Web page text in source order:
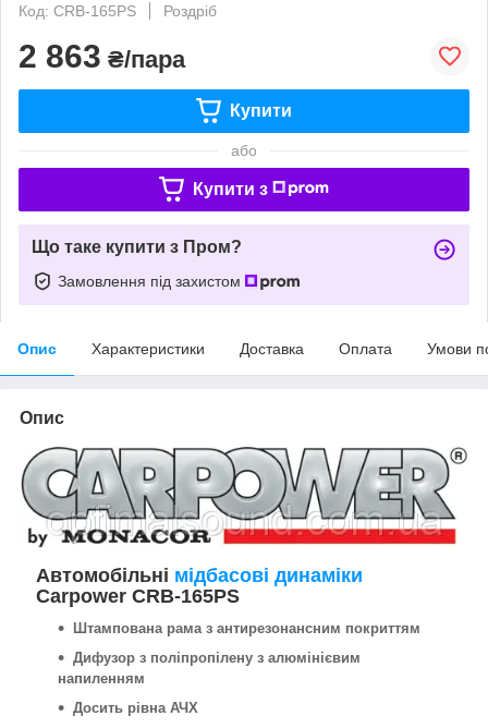
Код: CRB-165PS
Роздріб
2 863 ₴/пара
Купити
або
Купити з
Що таке купити з Пром?
Замовлення під захистом
Опис Характеристики Доставка Оплата Умови
Опис
Автомобільні мідбасові динаміки
Carpower CRB-165PS
Штампована рама з антирезонансним покриттям
Дифузор з поліпропілену з алюмінієвим
напиленням
Досить рівна АЧХ